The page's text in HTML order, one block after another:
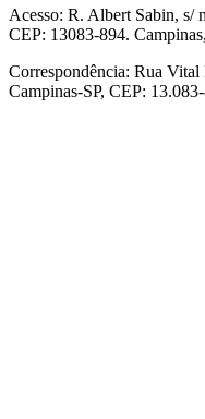
Acesso: R. Albert Sabin, s/
CEP: 13083-894.
Correspondência: Rua
Campinas-SP, CEP: